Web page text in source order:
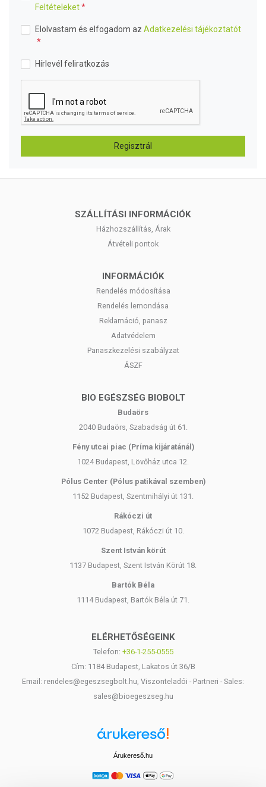
Feltételeket
Elolvastam és elfogadom az Adatkezelési tájékoztatót
Hírlevél feliratkozás
Regisztrál
SZÁLLÍTÁSI INFORMÁCIÓK
Házhozszállítás, Árak
Átvételi pontok
INFORMÁCIÓK
Rendelés módosítása
Rendelés lemondása
Reklamáció, panasz
Adatvédelem
Panaszkezelési szabályzat
ÁSZF
BIO EGÉSZSÉG BIOBOLT
Budaörs
2040 Budaörs, Szabadság út 61.
Fény utcai piac (Príma kijáratánál)
1024 Budapest, Lövőház utca 12.
Pólus Center (Pólus patikával szemben)
1152 Budapest, Szentmihályi út 131.
Rákóczi út
1072 Budapest, Rákóczi út 10.
Szent István körút
1137 Budapest, Szent István Körút 18.
Bartók Béla
1114 Budapest, Bartók Béla út 71.
ELÉRHETŐSÉGEINK
Telefon: +36-1-255-0555
Cím: 1184 Budapest, Lakatos út 36/B
Email: rendeles@egeszsegbolt.hu, Viszonteladói - Partneri - Sales:
sales@bioegeszseg.hu
Árukereső.hu